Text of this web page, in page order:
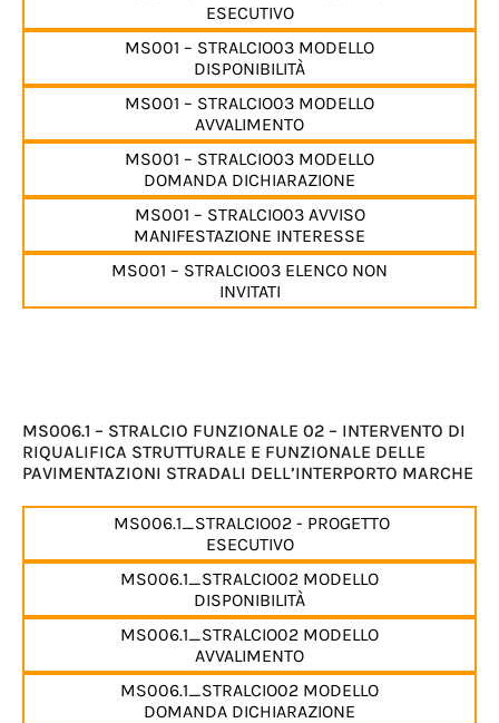
ESECUTIVO
MS001 – STRALCIO03 MODELLO
DISPONIBILITÀ
MS001 – STRALCIO03 MODELLO
AVVALIMENTO
MS001 – STRALCIO03 MODELLO
DOMANDA DICHIARAZIONE
MS001 – STRALCIO03 AVVISO
MANIFESTAZIONE INTERESSE
MS001 – STRALCIO03 ELENCO NON
INVITATI
MS006.1 – STRALCIO FUNZIONALE 02 – INTERVENTO DI
RIQUALIFICA STRUTTURALE E FUNZIONALE DELLE
PAVIMENTAZIONI STRADALI DELL’INTERPORTO MARCHE
MS006.1_STRALCIO02 - PROGETTO
ESECUTIVO
MS006.1_STRALCIO02 MODELLO
DISPONIBILITÀ
MS006.1_STRALCIO02 MODELLO
AVVALIMENTO
MS006.1_STRALCIO02 MODELLO
DOMANDA DICHIARAZIONE